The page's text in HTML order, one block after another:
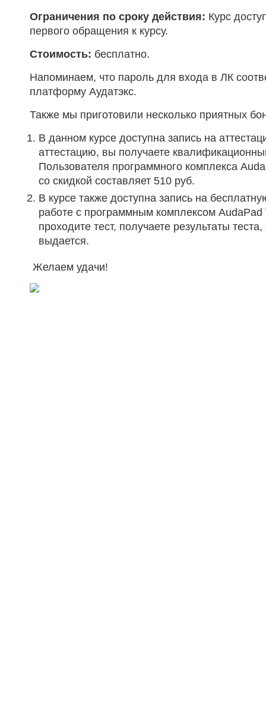
Ограничения по сроку действия: Курс
первого обращения к курсу.
Стоимость: бесплатно.
Напоминаем, что пароль для входа в ЛК
платформу Аудатэкс.
Также мы приготовили несколько приятных
В данном курсе доступна запись на
аттестацию, вы получаете
Пользователя программного комплекса
со скидкой составляет 510 руб.
В курсе также доступна запись на
работе с программным комплексом
проходите тест, получаете результаты
выдается.
Желаем удачи!